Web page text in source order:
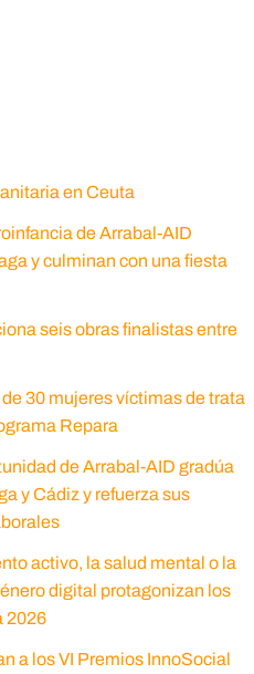
en Ceuta
de Arrabal-AID
y culminan con una fiesta
seis obras finalistas entre
30 mujeres víctimas de trata
Repara
de Arrabal-AID gradúa
y Cádiz y refuerza sus
activo, la salud mental o la
digital protagonizan los
2026
a los VI Premios InnoSocial